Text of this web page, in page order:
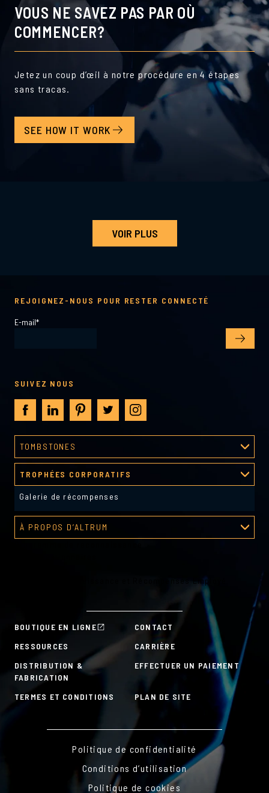
VOUS NE SAVEZ PAS PAR OÙ
COMMENCER?
Jetez un coup d’œil à notre procédure en 4 étapes
sans tracas.
SEE HOW IT WORK
VOIR PLUS
BOUTIQUE EN LIGNE
CONTACT
RESSOURCES
CARRIÈRE
DISTRIBUTION &
FABRICATION
EFFECTUER UN PAIEMENT
TERMES ET CONDITIONS PLAN DE SITE
TOMBSTONES
Processus de création
Galerie tombstones
TROPHÉES CORPORATIFS
Galerie de récompenses
À PROPOS D’ALTRUM
Plans de Reconnaissance et Récompenses Employé
REJOIGNEZ-NOUS POUR RESTER CONNECTÉ
E-mail*
SUIVEZ NOUS
Politique de confidentialité
Conditions d’utilisation
Politique de cookies